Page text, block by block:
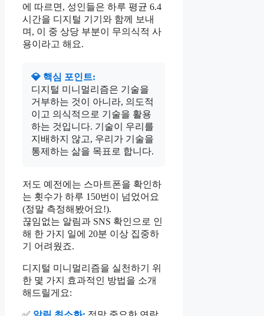
에 따르면, 성인들은 하루 평균 6.4
시간을 디지털 기기와 함께 보내
며, 이 중 상당 부분이 무의식적 사
용이라고 해요.
💎 핵심 포인트:
디지털 미니멀리즘은 기술을
거부하는 것이 아니라, 의도적
이고 의식적으로 기술을 활용
하는 것입니다. 기술이 우리를
지배하지 않고, 우리가 기술을
통제하는 삶을 목표로 합니다.
저도 예전에는 스마트폰을 확인하
는 횟수가 하루 150번이 넘었어요
(정말 측정해봤어요!).
끊임없는 알림과 SNS 확인으로 인
해 한 가지 일에 20분 이상 집중하
기 어려웠죠.
디지털 미니멀리즘을 실천하기 위
한 몇 가지 효과적인 방법을 소개
해드릴게요: